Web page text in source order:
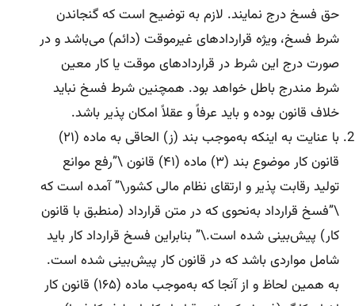
حق فسخ درج نمایند. لازم به توضیح است که گنجاندن
شرط فسخ، ویژه قراردادهای غیرموقت (دائم) می‌باشد و در
صورت درج این شرط در قراردادهای موقت یا کار معین
شرط مندرج باطل خواهد بود. همچنین شرط فسخ نباید
خلاف قانون بوده و باید عرفاً‌ و عقلاً‌ امکان پذیر باشد.
با عنایت به اینکه به‌موجب بند (ز) الحاقی به ماده (۲۱)
قانون کار موضوع بند (۳) ماده (۴۱) قانون \”رفع موانع
تولید رقابت پذیر و ارتقای نظام مالی کشور\” آمده است که
\”فسخ قرارداد به‌نحوی که در متن قرارداد (منطبق با قانون
کار) پیش‌بینی شده است.\” بنابراین فسخ قرارداد کار باید
شامل مواردی باشد که در قانون کار پیش‌بینی شده است.
به همین لحاظ و از آنجا که به‌موجب ماده (۱۶۵) قانون کار